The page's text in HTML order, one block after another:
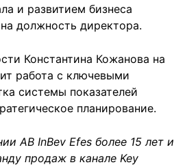
и развитием бизнеса
должность директора.
Константина Кожанова на
работа с ключевыми
системы показателей
планирование.
AB InBev Efes более 15 лет и
продаж в канале Key